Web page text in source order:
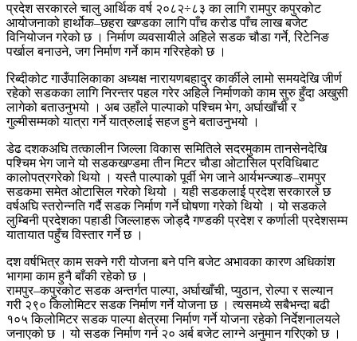
प्रदेश सरकारले चालु आर्थिक वर्ष २०८२÷८३ का लागि रामपुर कपुरकोट
आयोजनाको हार्थोक–छहरा खण्डका लागि पाँच करोड पाँच लाख बजेट
विनियोजन गरेको छ । निर्माण व्यवसायीले अहिले सडक चौडा गर्ने, रिटेनिङ
पर्खाल बनाउने, जग निर्माण गर्ने काम गरिरहेको छ ।
रिब्दीकोट गाउँपालिकाका अध्यक्ष नारायणबहादुर कार्कीले लामो समयदेखि जीर्ण
रहेको सडकका लागि निरन्तर पहल गरेर अहिले निर्माणको काम सुरु हुँदा अखुसी
लागेको बताउनुभयो । अब उहाँले पाल्पाको पश्चिम भेग, अर्घाखाँची र
गुल्मीसम्मको यात्रा गर्ने यात्रुलाई सहज हुने बताउनुभयो ।
डेढ दशकअघि तत्कालीन जिल्ला विकास समितिले सदरमुकाम तानसेनदेखि
पश्चिम भेग जाने यो सडकखण्डमा तीन मिटर चौडा ओटासिल प्रविधिबाट
कालोपत्रगरेको थियो । यस्तै पाल्पाको पूर्वी भेग जाने आर्यभन्ज्याङ–रामपुर
सडकमा समेत ओटासिल गरेको थियो । यही सडकलाई प्रदेश सरकारले छ
वर्षअघि स्तरोन्नति गर्दै सडक निर्माण गर्ने घोषणा गरेको थियो । यो सडकले
लुम्बिनी प्रदेशका पहाडी जिल्लाहरू जोड्दै गण्डकी प्रदेश र कर्णाली प्रदेशसम्म
यातायात पहुँच विस्तार गर्ने छ ।
दश वर्षभित्र काम सक्ने गरी योजना बने पनि बजेट अभावका कारण अधिकांश
भागमा काम हुनै बाँकी रहेको छ ।
रामपुर–कपुरकोट सडक अन्तर्गत पाल्पा, अर्घाखाँची, प्युठान, रोल्पा र सल्यान
गरी २९० किलोमिटर सडक निर्माण गर्ने योजना छ । त्यसमध्ये सबैभन्दा बढी
१०५ किलोमिटर सडक पाल्पा क्षेत्रमा निर्माण गर्ने योजना रहेको निर्देशनालयले
जनाएको छ । यो सडक निर्माण गर्न २० अर्ब बजेट लाग्ने अनुमान गरिएको छ ।